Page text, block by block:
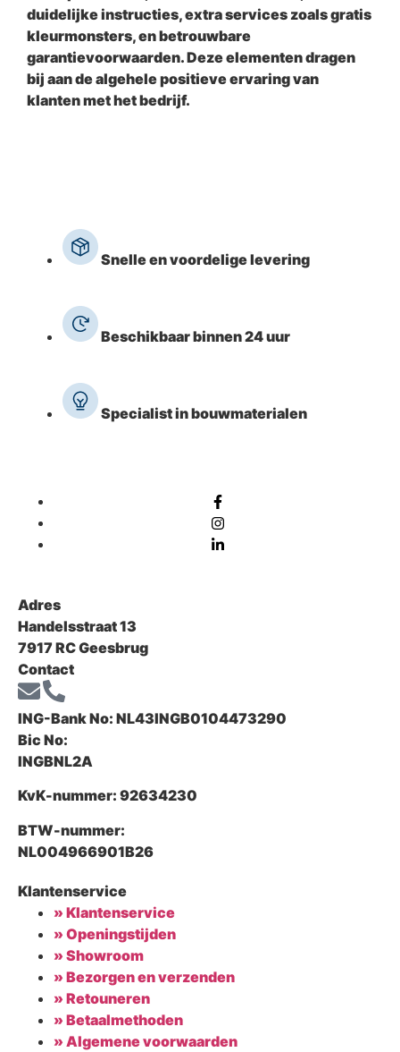
duidelijke instructies, extra services zoals gratis
kleurmonsters, en betrouwbare
garantievoorwaarden. Deze elementen dragen
bij aan de algehele positieve ervaring van
klanten met het bedrijf.
Snelle en voordelige levering
Beschikbaar binnen 24 uur
Specialist in bouwmaterialen
Adres
Handelsstraat 13
7917 RC Geesbrug
Contact
ING-Bank No: NL43INGB0104473290
Bic No:
INGBNL2A
KvK-nummer: 92634230
BTW-nummer:
NL004966901B26
Klantenservice
» Klantenservice
» Openingstijden
» Showroom
» Bezorgen en verzenden
» Retouneren
» Betaalmethoden
» Algemene voorwaarden